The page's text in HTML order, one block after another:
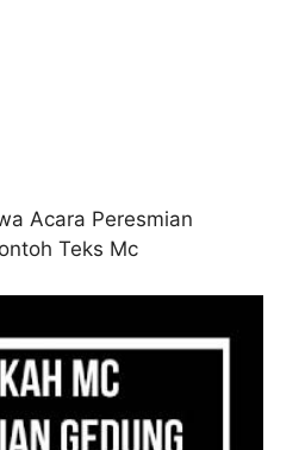
Acara Peresmian
Teks Mc